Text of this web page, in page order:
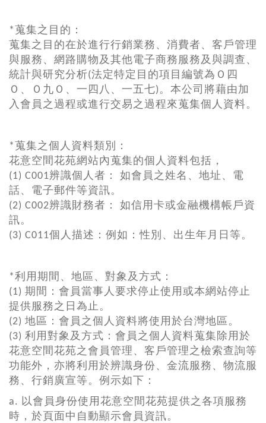
*蒐集之目的：
蒐集之目的在於進行行銷業務、消費者、客戶管理
與服務、網路購物及其他電子商務服務及與調查、
統計與研究分析(法定特定目的項目編號為Ｏ四
Ｏ、Ｏ九Ｏ、一四八、一五七)。本公司將藉由加
入會員之過程或進行交易之過程來蒐集個人資料。
*蒐集之個人資料類別：
花意空間花苑網站內蒐集的個人資料包括，
(1) C001辨識個人者： 如會員之姓名、地址、電
話、電子郵件等資訊。
(2) C002辨識財務者： 如信用卡或金融機構帳戶資
訊。
(3) C011個人描述：例如：性別、出生年月日等。
*利用期間、地區、對象及方式：
(1) 期間：會員當事人要求停止使用或本網站停止
提供服務之日為止。
(2) 地區：會員之個人資料將使用於台灣地區。
(3) 利用對象及方式：會員之個人資料蒐集除用於
花意空間花苑之會員管理、客戶管理之檢索查詢等
功能外，亦將利用於辨識身份、金流服務、物流服
務、行銷廣宣等。例示如下：
a. 以會員身份使用花意空間花苑提供之各項服務
時，於頁面中自動顯示會員資訊。